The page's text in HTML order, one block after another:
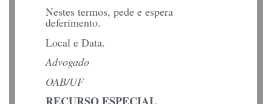
Nestes termos, pede e espera
deferimento.
Local e Data.
Advogado
OAB/UF